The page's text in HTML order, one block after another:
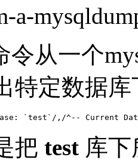
a-
令从一个
特定数据
把 test 库